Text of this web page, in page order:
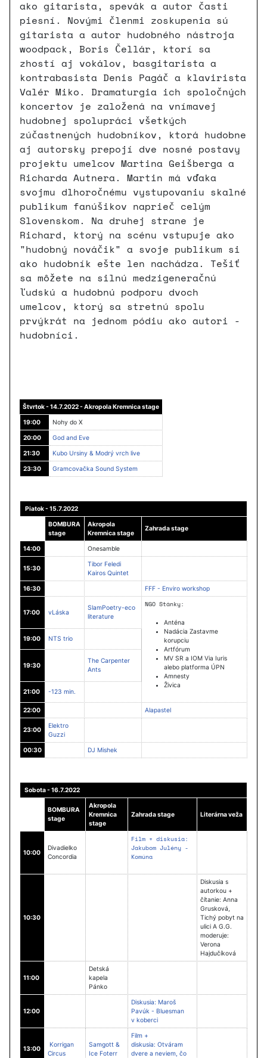
ako gitarista, spevák a autor časti
piesní. Novými členmi zoskupenia sú
gitarista a autor hudobného nástroja
woodpack, Boris Čellár, ktorí sa
zhostí aj vokálov, basgitarista a
kontrabasista Denis Pagáč a klavirista
Valér Miko. Dramaturgia ich spoločných
koncertov je založená na vnímavej
hudobnej spolupráci všetkých
zúčastnených hudobníkov, ktorá hudobne
aj autorsky prepojí dve nosné postavy
projektu umelcov Martina Geišberga a
Richarda Autnera. Martin má vďaka
svojmu dlhoročnému vystupovaniu skalné
publikum fanúšikov naprieč celým
Slovenskom. Na druhej strane je
Richard, ktorý na scénu vstupuje ako
"hudobný nováčik" a svoje publikum si
ako hudobník ešte len nachádza. Tešiť
sa môžete na silnú medzigeneračnú
ľudskú a hudobnú podporu dvoch
umelcov, ktorý sa stretnú spolu
prvýkrát na jednom pódiu ako autori -
hudobníci.
Štvrtok - 14.7.2022 -Akropola Kremnica stage
19:00 Nohy do X
20:00 God and Eve
21:30 Kubo Ursiny & Modrý vrch live
23:30 Gramcovačka Sound System
Piatok - 15.7.2022
BOMBURA
stage
Akropola
Kremnica stage
Zahrada stage
14:00 Onesamble
15:30
Tibor Feledi
Kairos Quintet
16:30 FFF - Enviro workshop
17:00 vLáska
SlamPoetry-eco
literature
NGO Stánky:
Anténa
Nadácia Zastavme
korupciu
Artfórum
MV SR a IOM Via Iuris
alebo platforma ÚPN
Amnesty
Živica
19:00 NTS trio
19:30
The Carpenter
Ants
21:00 -123 min.
22:00 Alapastel
23:00
Elektro
Guzzi
00:30 DJ Mishek
Sobota - 16.7.2022
BOMBURA
stage
Akropola
Kremnica
stage
Zahrada stage Literárna veža
10:00
Divadielko
Concordia
Film + diskusia:
Jakubom Julény -
Komúna
10:30
Diskusia s
autorkou +
čítanie: Anna
Grusková,
Tichý pobyt na
ulici A G.G.
moderuje:
Verona
Hajdučíková
11:00
Detská
kapela
Pánko
12:00
Diskusia: Maroš
Pavúk - Bluesman
v koberci
13:00
Korrigan
Circus
Samgott &
Ice Foterr
Film +
diskusia: Otváram
dvere a neviem, čo